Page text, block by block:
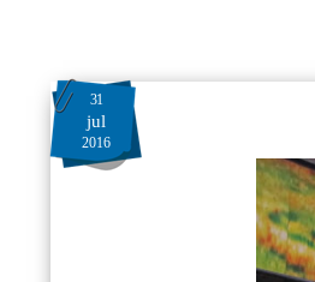
31
jul
2016